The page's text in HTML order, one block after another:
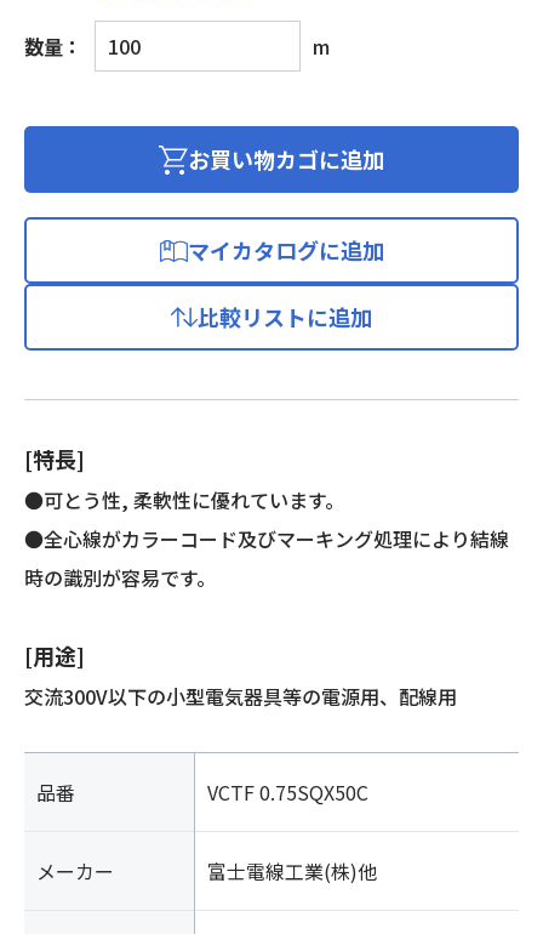
数量：
ビ
ニ
キ
丸
コ
m
お買い物カゴに追加
マイカタログに追加
比較リストに追加
[特長]
●可とう性, 柔軟性に優れています。
●全心線がカラーコード及びマーキング処理により結線
時の識別が容易です。
[用途]
交流300V以下の小型電気器具等の電源用、配線用
品番 VCTF 0.75SQX50C
メーカー 富士電線工業(株)他